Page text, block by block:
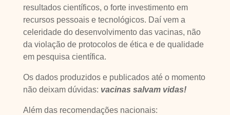
resultados científicos, o forte investimento em
recursos pessoais e tecnológicos. Daí vem a
celeridade do desenvolvimento das vacinas, não
da violação de protocolos de ética e de qualidade
em pesquisa científica.
Os dados produzidos e publicados até o momento
não deixam dúvidas: vacinas salvam vidas!
Além das recomendações nacionais: